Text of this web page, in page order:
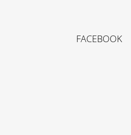
FACEBOOK